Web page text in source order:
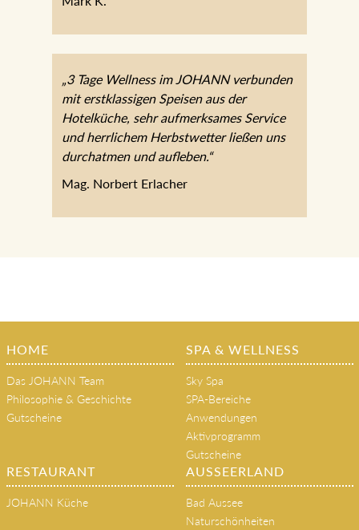
refreshed! I appreciate it.“
Mark K.
„3 Tage Wellness im JOHANN
verbunden mit erstklassigen Speisen aus
der Hotelküche, sehr aufmerksames
ließen uns durchatmen und aufleben.“
Mag. Norbert Erlacher
HOME
Das JOHANN Team
SPA & WELLNESS
Sky Spa
SPA-Bereiche
Anwendungen
Aktivprogramm
RESTAURANT AUSSEERLAND